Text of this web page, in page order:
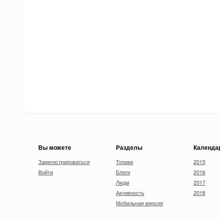
Вы можете
Зарегистрироваться
Войти
Разделы
Топики
Блоги
Люди
Активность
Мобильная версия
2015
2016
2017
2018